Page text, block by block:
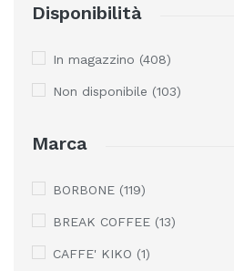
Disponibilità
In magazzino (408)
Non disponibile (103)
Marca
BORBONE (119)
BREAK COFFEE (13)
CAFFE' KIKO (1)